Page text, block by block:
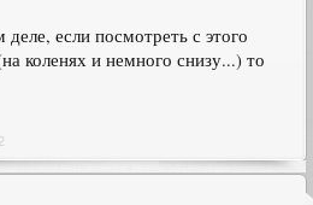
если посмотреть с этого
коленях и немного снизу...) то